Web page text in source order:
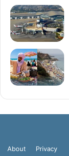
About Privacy